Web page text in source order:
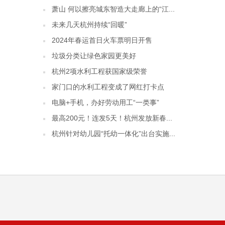
萧山 何以擦亮城东智造大走廊上的“江...
未来几天杭州持续“回暖”
2024年春运首日火车票明日开售
垃圾分类让绿色家园更美好
杭州2项水利工程获国家级荣誉
家门口的水利工程变成了网红打卡点
电脑+手机，办好劳动用工“一类事”
最高200元！连发5天！杭州发放新春...
杭州针对幼儿园“托幼一体化”出台实施...